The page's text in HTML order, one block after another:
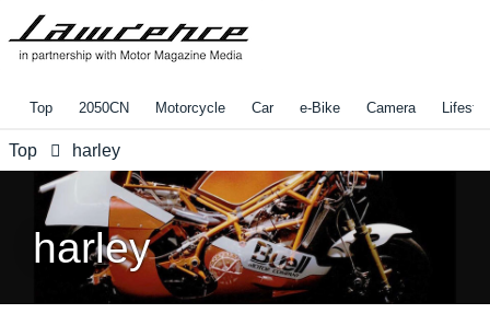
Top 2050CN Motorcycle Car e-Bike Camera
Top harley
harley